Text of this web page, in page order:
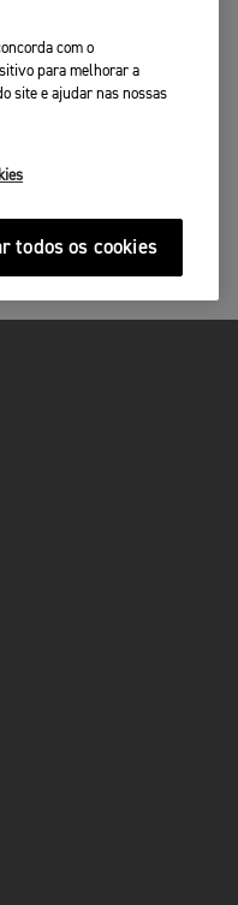
com o
para melhorar a
site e ajudar nas nossas
todos os cookies